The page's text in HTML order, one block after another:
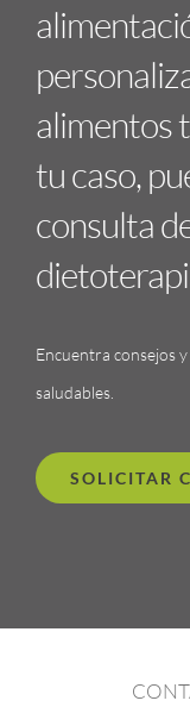
alimentos
tu caso,
consulta
Encuentra consejos
saludables.
SOLICITAR